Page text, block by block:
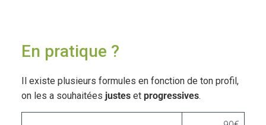
En pratique ?
Il existe plusieurs formules en fonction de ton profil,
on les a souhaitées justeset progressives.